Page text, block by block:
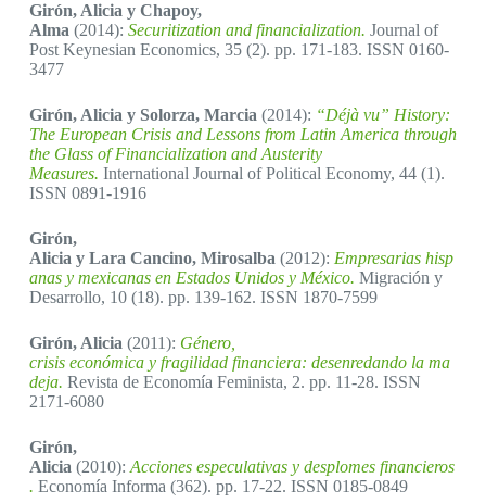
Girón, Alicia y Chapoy,
Alma (2014): Securitization and financialization. Journal of
Post Keynesian Economics, 35 (2). pp. 171-183. ISSN 0160-
3477
Girón, Alicia y Solorza, Marcia (2014): “Déjà vu” History:
The European Crisis and Lessons from Latin America through
the Glass of Financialization and Austerity
Measures. International Journal of Political Economy, 44 (1).
ISSN 0891-1916
Girón,
Alicia y Lara Cancino, Mirosalba (2012): Empresarias hisp
anas y mexicanas en Estados Unidos y México. Migración y
Desarrollo, 10 (18). pp. 139-162. ISSN 1870-7599
Girón, Alicia (2011): Género,
crisis económica y fragilidad financiera: desenredando la ma
deja. Revista de Economía Feminista, 2. pp. 11-28. ISSN
2171-6080
Girón,
Alicia (2010): Acciones especulativas y desplomes financieros
. Economía Informa (362). pp. 17-22. ISSN 0185-0849